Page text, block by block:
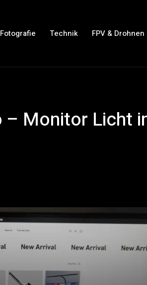
Fotografie Technik FPV & Drohnen
– Monitor Licht